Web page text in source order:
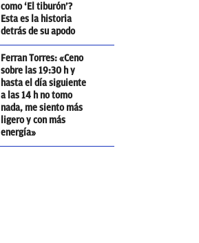
como ‘El tiburón’?
Esta es la historia
detrás de su apodo
Ferran Torres: «Ceno
sobre las 19:30 h y
hasta el día siguiente
a las 14 h no tomo
nada, me siento más
ligero y con más
energía»